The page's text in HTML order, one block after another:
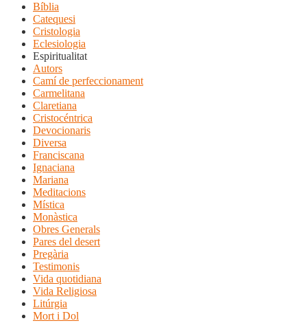
Bíblia
Catequesi
Cristologia
Eclesiologia
Espiritualitat
Autors
Camí de perfeccionament
Carmelitana
Claretiana
Cristocéntrica
Devocionaris
Diversa
Franciscana
Ignaciana
Mariana
Meditacions
Mística
Monàstica
Obres Generals
Pares del desert
Pregària
Testimonis
Vida quotidiana
Vida Religiosa
Litúrgia
Mort i Dol